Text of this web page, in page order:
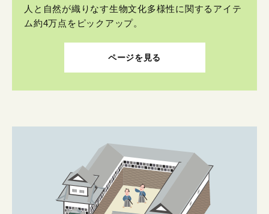
人と自然が織りなす生物文化多様性に関するアイテ
ム約4万点をピックアップ。
ページを見る